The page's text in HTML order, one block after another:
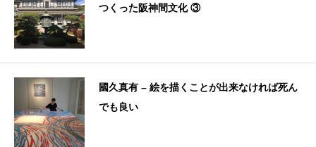
つくった阪神間文化 ③
國久真有 – 絵を描くことが出来なければ死ん
でも良い